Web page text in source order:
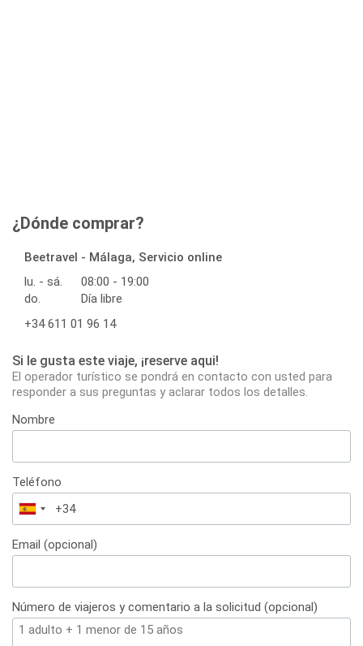
¿Dónde comprar?
Beetravel - Málaga, Servicio online
lu. - sá.
08:00 - 19:00
do.
Día libre
+34 611 01 96 14
Si le gusta este viaje, ¡reserve aqui!
El operador turístico se pondrá en contacto con usted para
responder a sus preguntas y aclarar todos los detalles.
Nombre
Teléfono
España
+34
Email (opcional)
Número de viajeros y comentario a la solicitud (opcional)